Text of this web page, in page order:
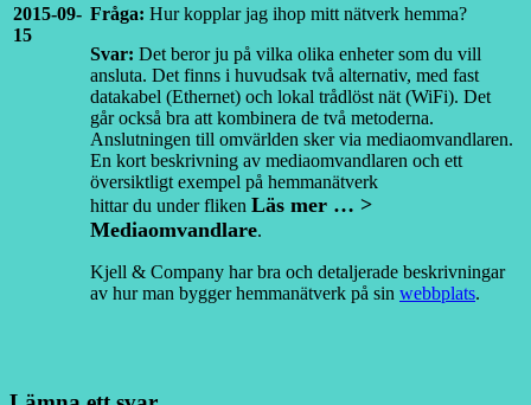
2015-09-
15
Fråga: Hur kopplar jag ihop mitt nätverk hemma?
Svar: Det beror ju på vilka olika enheter som du vill
ansluta. Det finns i huvudsak två alternativ, med fast
datakabel (Ethernet) och lokal trådlöst nät (WiFi). Det
går också bra att kombinera de två metoderna.
Anslutningen till omvärlden sker via mediaomvandlaren.
En kort beskrivning av mediaomvandlaren och ett
översiktligt exempel på hemmanätverk
hittar du under fliken Läs mer … >
Mediaomvandlare.
Kjell & Company har bra och detaljerade beskrivningar
av hur man bygger hemmanätverk på sin webbplats.